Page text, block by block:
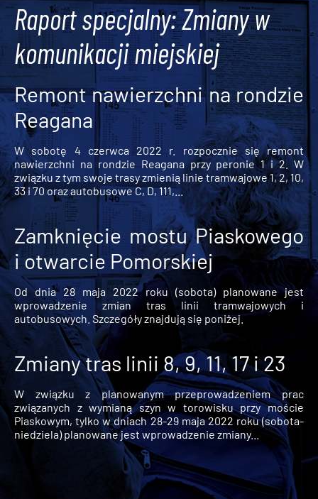
Raport specjalny: Zmiany w
komunikacji miejskiej
Remont nawierzchni na rondzie
Reagana
W sobotę 4 czerwca 2022 r. rozpocznie się remont
nawierzchni na rondzie Reagana przy peronie 1 i 2. W
związku z tym swoje trasy zmienią linie tramwajowe 1, 2, 10,
33 i 70 oraz autobusowe C, D, 111,...
Zamknięcie mostu Piaskowego
i otwarcie Pomorskiej
Od dnia 28 maja 2022 roku (sobota) planowane jest
wprowadzenie zmian tras linii tramwajowych i
autobusowych. Szczegóły znajdują się poniżej.
Zmiany tras linii 8, 9, 11, 17 i 23
W związku z planowanym przeprowadzeniem prac
związanych z wymianą szyn w torowisku przy moście
Piaskowym, tylko w dniach 28-29 maja 2022 roku (sobota-
niedziela) planowane jest wprowadzenie zmiany...